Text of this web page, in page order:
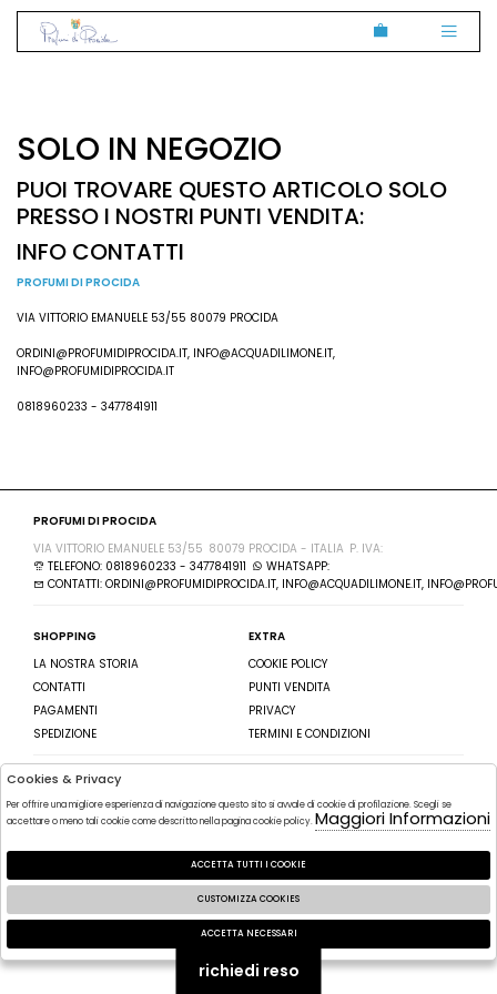
SOLO IN NEGOZIO
PUOI TROVARE QUESTO ARTICOLO SOLO
PRESSO I NOSTRI PUNTI VENDITA:
INFO CONTATTI
PROFUMI DI PROCIDA
VIA VITTORIO EMANUELE 53/55 80079 PROCIDA
ORDINI@PROFUMIDIPROCIDA.IT, INFO@ACQUADILIMONE.IT,
INFO@PROFUMIDIPROCIDA.IT
0818960233 - 3477841911
PROFUMI DI PROCIDA
VIA VITTORIO EMANUELE 53/55 80079 PROCIDA - ITALIA P. IVA:
TELEFONO: 0818960233 - 3477841911
WHATSAPP:
CONTATTI: ORDINI@PROFUMIDIPROCIDA.IT, INFO@ACQUADILIMONE.IT,
SHOPPING
LA NOSTRA STORIA
CONTATTI
PAGAMENTI
SPEDIZIONE
EXTRA
COOKIE POLICY
PUNTI VENDITA
PRIVACY
TERMINI E CONDIZIONI
SEGUICI SU
FACEBOOK
HO LETTO ED ACCETTATO LE
CONDIZIONI SULLA PRIVACY.
INVIA
2026 PROFUMI DI PROCIDA - P.IVA : POWERED BY
🍪
richiedi reso
Cookies & Privacy
Per offrire una migliore esperienza di navigazione questo sito si avvale di cookie di profilazione. Scegli se
accettare o meno tali cookie come descritto nella pagina cookie policy.Maggiori Informazioni
ACCETTA TUTTI I COOKIE
CUSTOMIZZA COOKIES
ACCETTA NECESSARI